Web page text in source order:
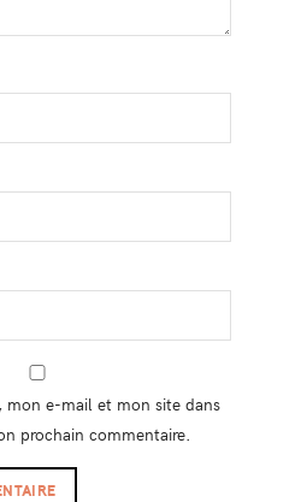
mon e-mail et mon site dans
prochain commentaire.